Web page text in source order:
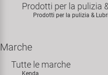
Prodotti per la pulizia
Prodotti per la pulizia &
Marche
Tutte le marche
Kenda